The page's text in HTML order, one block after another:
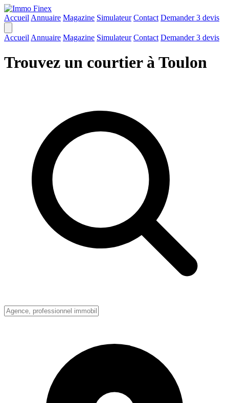
Accueil Annuaire Magazine Simulateur Contact Demander 3 devis
Accueil Annuaire Magazine Simulateur Contact Demander 3 devis
Trouvez un courtier à Toulon